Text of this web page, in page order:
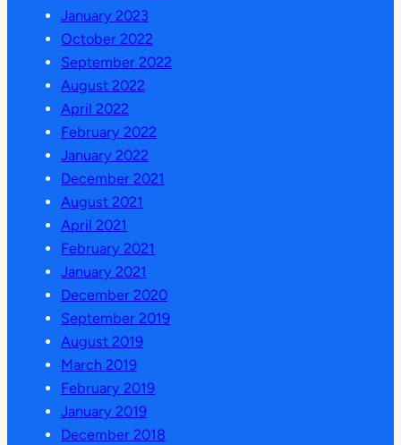
January 2023
October 2022
September 2022
August 2022
April 2022
February 2022
January 2022
December 2021
August 2021
April 2021
February 2021
January 2021
December 2020
September 2019
August 2019
March 2019
February 2019
January 2019
December 2018